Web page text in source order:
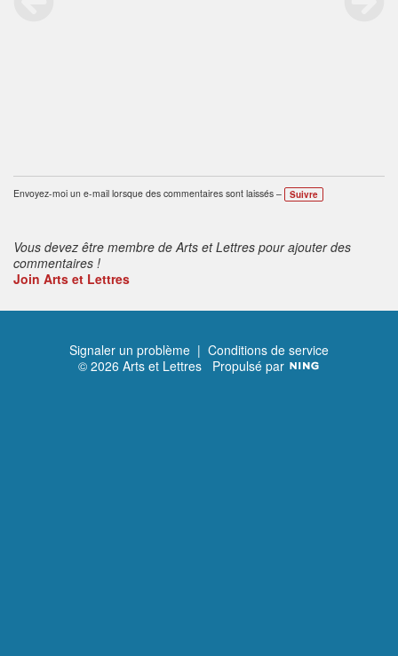
Envoyez-moi un e-mail lorsque des commentaires sont laissés – Suivre
Vous devez être membre de Arts et Lettres pour ajouter des
commentaires !
Join Arts et Lettres
Signaler un problème | Conditions de service
© 2026 Arts et Lettres Propulsé par